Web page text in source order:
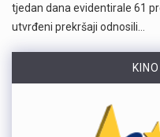
tjedan dana evidentirale 61
utvrđeni prekršaji odnosili…